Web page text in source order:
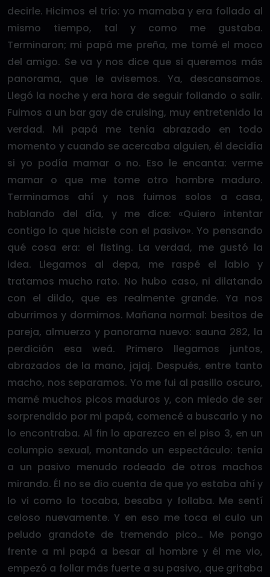
decirle. Hicimos el trío: yo mamaba y era follado al
mismo tiempo, tal y como me gustaba.
Terminaron; mi papá me preña, me tomé el moco
del amigo. Se va y nos dice que si queremos más
panorama, que le avisemos. Ya, descansamos.
Llegó la noche y era hora de seguir follando o salir.
Fuimos a un bar gay de cruising, muy entretenido la
verdad. Mi papá me tenía abrazado en todo
momento y cuando se acercaba alguien, él decidía
si yo podía mamar o no. Eso le encanta: verme
mamar o que me tome otro hombre maduro.
Terminamos ahí y nos fuimos solos a casa,
hablando del día, y me dice: «Quiero intentar
contigo lo que hiciste con el pasivo». Yo pensando
qué cosa era: el fisting. La verdad, me gustó la
idea. Llegamos al depa, me raspé el labio y
tratamos mucho rato. No hubo caso, ni dilatando
con el dildo, que es realmente grande. Ya nos
aburrimos y dormimos. Mañana normal: besitos de
pareja, almuerzo y panorama nuevo: sauna 282, la
perdición esa weá. Primero llegamos juntos,
abrazados de la mano, jajaj. Después, entre tanto
macho, nos separamos. Yo me fui al pasillo oscuro,
mamé muchos picos maduros y, con miedo de ser
sorprendido por mi papá, comencé a buscarlo y no
lo encontraba. Al fin lo aparezco en el piso 3, en un
columpio sexual, montando un espectáculo: tenía
a un pasivo menudo rodeado de otros machos
mirando. Él no se dio cuenta de que yo estaba ahí y
lo vi como lo tocaba, besaba y follaba. Me sentí
celoso nuevamente. Y en eso me toca el culo un
peludo grandote de tremendo pico… Me pongo
frente a mi papá a besar al hombre y él me vio,
empezó a follar más fuerte a su pasivo, que gritaba